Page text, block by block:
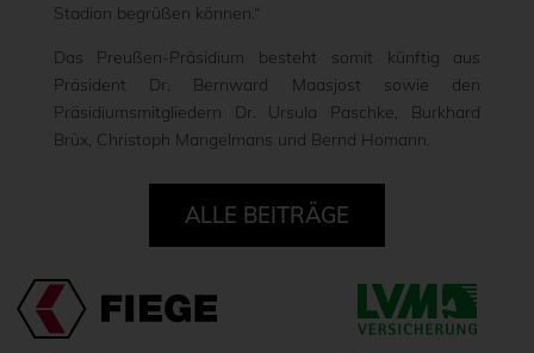
Stadion begrüßen können.“
Das Preußen-Präsidium besteht somit künftig aus
Präsident Dr. Bernward Maasjost sowie den
Präsidiumsmitgliedern Dr. Ursula Paschke, Burkhard
Brüx, Christoph Mangelmans und Bernd Homann.
ALLE BEITRÄGE